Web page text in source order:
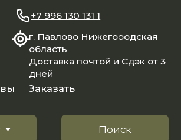
область
Доставка почтой и Сдэк от 3
Поиск
Заказать
+7 996 130 131 1